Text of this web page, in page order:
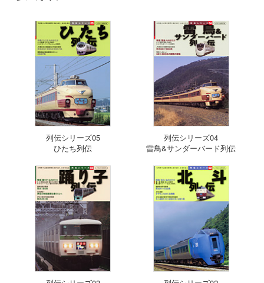
列伝シリーズ05
ひたち列伝
列伝シリーズ04
雷鳥&サンダーバード列伝